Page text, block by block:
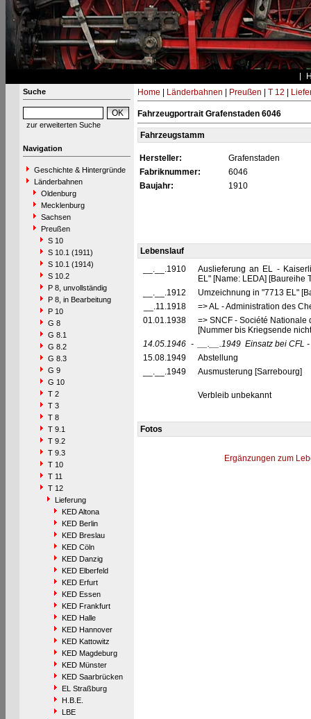
Suche
zur erweiterten Suche
Navigation
Geschichte & Hintergründe
Länderbahnen
Oldenburg
Mecklenburg
Sachsen
Preußen
S 10
S 10.1 (1911)
S 10.1 (1914)
S 10.2
P 8, unvollständig
P 8, in Bearbeitung
P 10
G 8
G 8.1
G 8.2
G 8.3
G 9
G 10
T 2
T 3
T 8
T 9.1
T 9.2
T 9.3
T 10
T 11
T 12
Lieferung
KED Altona
KED Berlin
KED Breslau
KED Cöln
KED Danzig
KED Elberfeld
KED Erfurt
KED Essen
KED Frankfurt
KED Halle
KED Hannover
KED Kattowitz
KED Magdeburg
KED Münster
KED Saarbrücken
EL Straßburg
H.B.E.
LBE
Home Länderbahnen Preußen T 12
Fahrzeugportrait Grafenstaden 6046
Fahrzeugstamm
Hersteller:
Grafenstaden
Fabriknummer:
6046
Baujahr:
1910
Lebenslauf
__.__.1910
Auslieferung an EL -
EL" [Name: LEDA] [Baureihe
__.__.1912
Umzeichnung in "7713 EL"
__.11.1918
=> AL - Administration des
01.01.1938
=> SNCF - Société
[Nummer bis Kriegsende
14.05.1946 - __.__.1949 Einsatz bei CFL
15.08.1949
Abstellung
__.__.1949
Ausmusterung [Sarrebourg]
Verbleib unbekannt
Fotos
Ergänzungen zum